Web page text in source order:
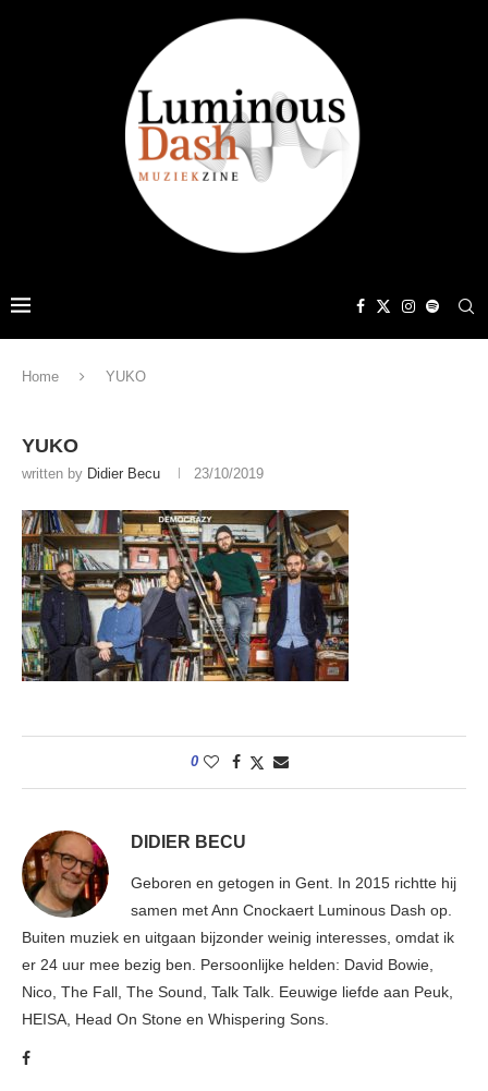
Home YUKO
YUKO
written by Didier Becu 23/10/2019
0
DIDIER BECU
Geboren en getogen in Gent. In 2015 richtte hij
samen met Ann Cnockaert Luminous Dash op.
Buiten muziek en uitgaan bijzonder weinig interesses, omdat ik
er 24 uur mee bezig ben. Persoonlijke helden: David Bowie,
Nico, The Fall, The Sound, Talk Talk. Eeuwige liefde aan Peuk,
HEISA, Head On Stone en Whispering Sons.